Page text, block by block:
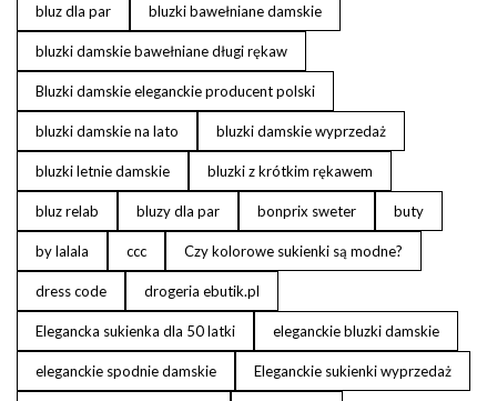
bluz dla par bluzki bawełniane damskie
bluzki damskie bawełniane długi rękaw
Bluzki damskie eleganckie producent polski
bluzki damskie na lato bluzki damskie wyprzedaż
bluzki letnie damskie bluzki z krótkim rękawem
bluz relab bluzy dla par bonprix sweter buty
by lalala ccc Czy kolorowe sukienki są modne?
dress code drogeria ebutik.pl
Elegancka sukienka dla 50 latki eleganckie bluzki damskie
eleganckie spodnie damskie Eleganckie sukienki wyprzedaż